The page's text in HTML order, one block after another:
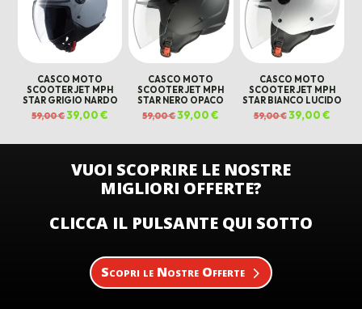
CASCO MOTO
SCOOTER JET MPH
STAR GRIGIO NARDO
59,00€Il
prezzo
59,00 €.
39,00€
39,00 €.
CASCO MOTO
SCOOTER JET MPH
STAR NERO OPACO
59,00€Il
prezzo
59,00 €.
39,00€
39,00 €.
CASCO MOTO
SCOOTER JET MPH
STAR BIANCO LUCIDO
59,00€ Il
prezzo
59,00 €.
39,00€Il
prezzo
39,00
VUOI SCOPRIRE LE NOSTRE
MIGLIORI OFFERTE?
CLICCA IL PULSANTE QUI SOTTO
Scopri le Nostre Offerte